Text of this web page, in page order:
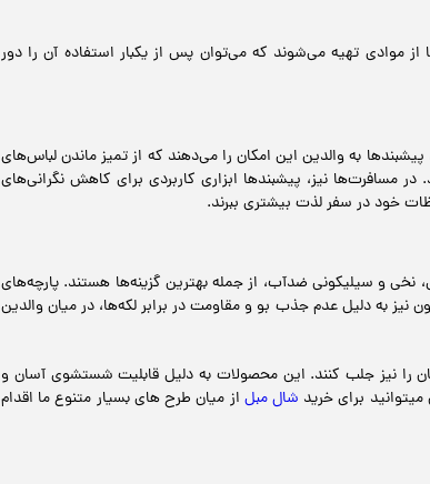
از موادی تهیه می‌شوند که می‌توان پس از یکبار استفاده آن را دور
به والدین این امکان را می‌دهند که از تمیز ماندن لباس‌های
مسافرت‌ها نیز، پیشبندها ابزاری کاربردی برای کاهش نگرانی‌های
خود در سفر لذت بیشتری ببرند.
و سیلیکونی ضدآب، از جمله بهترین گزینه‌ها هستند. پارچه‌های
به دلیل عدم جذب بو و مقاومت در برابر لکه‌ها، در میان والدین
را نیز جلب کنند. این محصولات به دلیل قابلیت شستشوی آسان و
برای خرید شال مبل از میان طرح های بسیار متنوع ما اقدام